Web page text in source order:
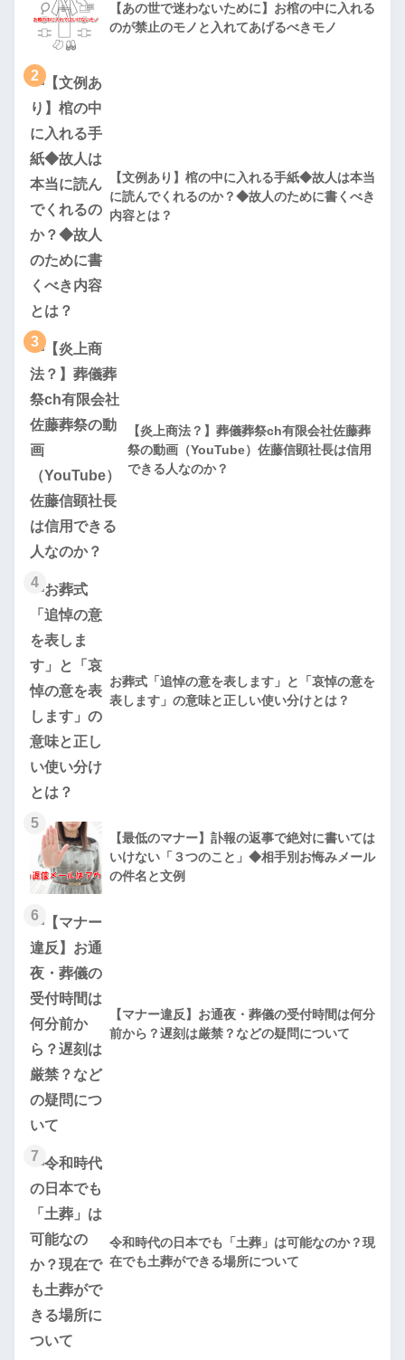
【あの世で迷わないために】お棺の中に入れる
のが禁止のモノと入れてあげるべきモノ
2
【文例あり】棺の中に入れる手紙◆故人は本当
に読んでくれるのか？◆故人のために書くべき
内容とは？
3
【炎上商法？】葬儀葬祭ch有限会社佐藤葬
祭の動画（YouTube）佐藤信顕社長は信用
できる人なのか？
4
お葬式「追悼の意を表します」と「哀悼の意を
表します」の意味と正しい使い分けとは？
5
【最低のマナー】訃報の返事で絶対に書いては
いけない「３つのこと」◆相手別お悔みメール
の件名と文例
6
【マナー違反】お通夜・葬儀の受付時間は何分
前から？遅刻は厳禁？などの疑問について
7
令和時代の日本でも「土葬」は可能なのか？現
在でも土葬ができる場所について